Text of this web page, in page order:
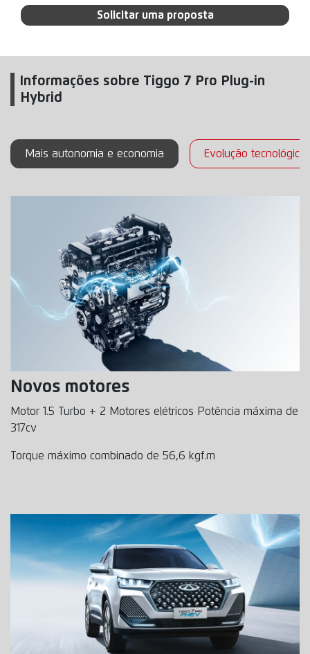
Solicitar uma proposta
Informações sobre Tiggo 7 Pro Plug-in
Hybrid
Mais autonomia e economia Evolução tecnológica
Novos motores
Motor 1.5 Turbo + 2 Motores elétricos Potência máxima de
317cv
Torque máximo combinado de 56,6 kgf.m